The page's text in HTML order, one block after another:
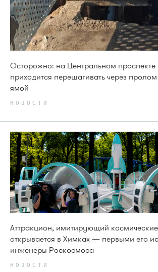
Осторожно: на Центральном
приходится перешагивать через
ямой
НОВОСТИ
Аттракцион, имитирующий
открывается в Химках — первыми его
инженеры Роскосмоса
НОВОСТИ